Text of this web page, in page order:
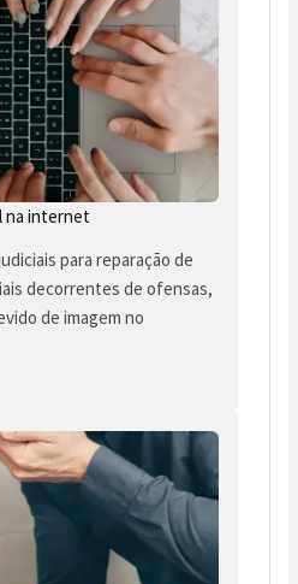
na internet
para reparação de
decorrentes de ofensas,
de imagem no